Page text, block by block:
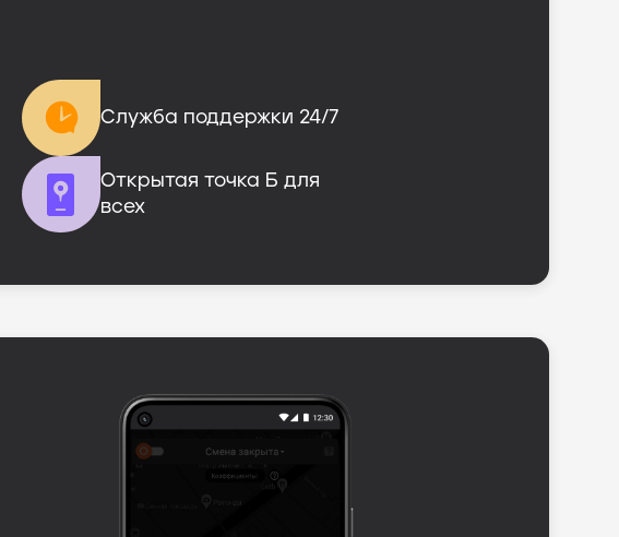
Служба поддержки 24/7
Открытая точка Б для
всех